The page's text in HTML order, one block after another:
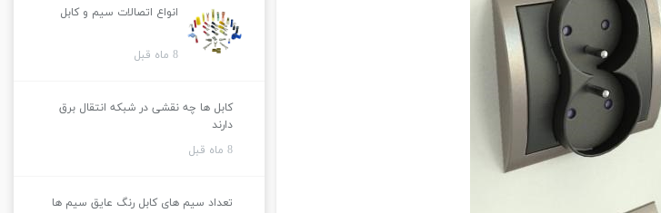
انواع اتصالات سیم و کابل
8 ماه قبل
کابل ها چه نقشی در شبکه انتقال برق
دارند
8 ماه قبل
تعداد سیم های کابل رنگ عایق سیم ها